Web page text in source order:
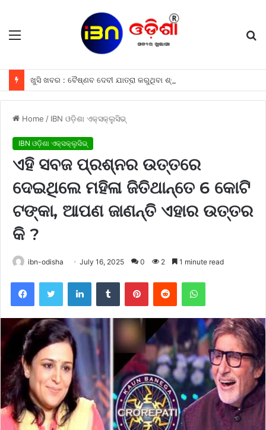
Menu
Home / IBN ଓଡ଼ିଶା ଏକ୍ସକ୍ଲୁସିଭ୍
IBN ଓଡ଼ିଶା ଏକ୍ସକ୍ଲୁସିଭ୍
ଏହି ସବଜ ପ୍ରଶ୍ନର ଉତ୍ତରେ
ଦେଇଥିଲେ ମହିଳା ଜିତିଥାନ୍ତେ 6 କୋଟି
ଟଙ୍କା, ଆପଣ ଜାଣନ୍ତି ଏହାର ଉତ୍ତର
କି ?
ibn-odisha July 16, 2025 0 2 1 minute read
FacebookTwitter LinkedInTumblr PinterestReddit WhatsApp